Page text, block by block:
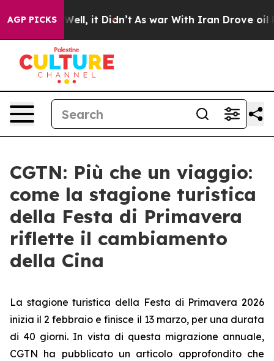
AGP PICKS
Well, it Didn’t As war With Iran Drove oil
CGTN: Più che un viaggio:
come la stagione turistica
della Festa di Primavera
riflette il cambiamento
della Cina
La stagione turistica della Festa di Primavera 2026
inizia il 2 febbraio e finisce il 13 marzo, per una durata
di 40 giorni. In vista di questa migrazione annuale,
CGTN ha pubblicato un articolo approfondito che